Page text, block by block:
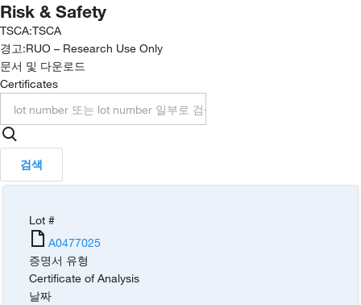
Risk & Safety
TSCA:TSCA
경고:RUO – Research Use Only
문서 및 다운로드
Certificates
검색
Lot #
A0477025
증명서 유형
Certificate of Analysis
날짜